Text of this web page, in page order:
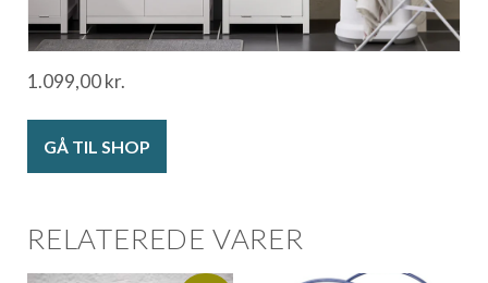
1.099,00kr.
GÅ TIL SHOP
RELATEREDE VARER